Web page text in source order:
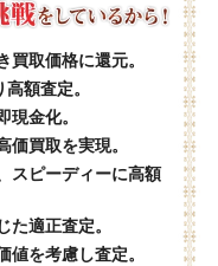
取価格に還元。
額査定。
現金化。
価買取を実現。
スピーディーに高額
た適正査定。
値を考慮し査定。